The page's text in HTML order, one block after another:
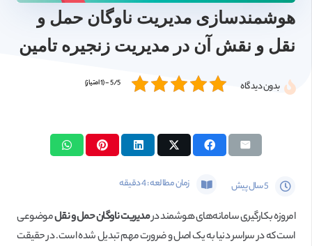
هوشمندسازی مدیریت ناوگان حمل و
نقل و نقش آن در مدیریت زنجیره تامین
بدون دیدگاه 5/5 - (1 امتیاز)
5 سال پیش زمان مطالعه :4دقیقه
امروزه بکارگیری سامانه‌های هوشمند درمدیریت ناوگان حمل و نقلموضوعی
است که در سراسر دنیا به یک اصل و ضرورت مهم تبدیل شده است. در حقیقت